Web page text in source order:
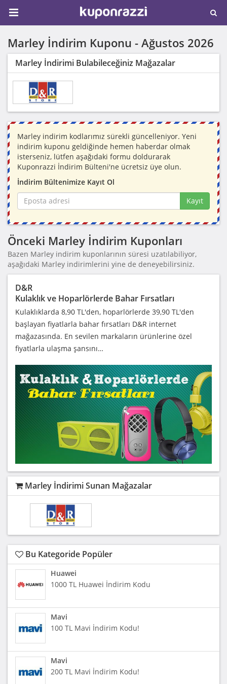
Marley İndirim Kuponu - Ağustos 2026
Marley İndirimi Bulabileceğiniz Mağazalar
Marley indirim kodlarımız sürekli güncelleniyor. Yeni
indirim kuponu geldiğinde hemen haberdar olmak
isterseniz, lütfen aşağıdaki formu doldurarak
Kuponrazzi İndirim Bülteni'ne ücretsiz üye olun.
İndirim Bültenimize Kayıt Ol
Kayıt
Önceki Marley İndirim Kuponları
Bazen Marley indirim kuponlarının süresi uzatılabiliyor,
aşağıdaki Marley indirimlerini yine de deneyebilirsiniz.
D&R
Kulaklık ve Hoparlörlerde Bahar Fırsatları
Kulaklıklarda 8,90 TL'den, hoparlörlerde 39,90 TL'den
başlayan fiyatlarla bahar fırsatları D&R internet
mağazasında. En sevilen markaların ürünlerine özel
fiyatlarla ulaşma şansını…
Marley İndirimi Sunan Mağazalar
Bu Kategoride Popüler
Huawei
1000 TL Huawei İndirim Kodu
Mavi
100 TL Mavi İndirim Kodu!
Mavi
200 TL Mavi İndirim Kodu!